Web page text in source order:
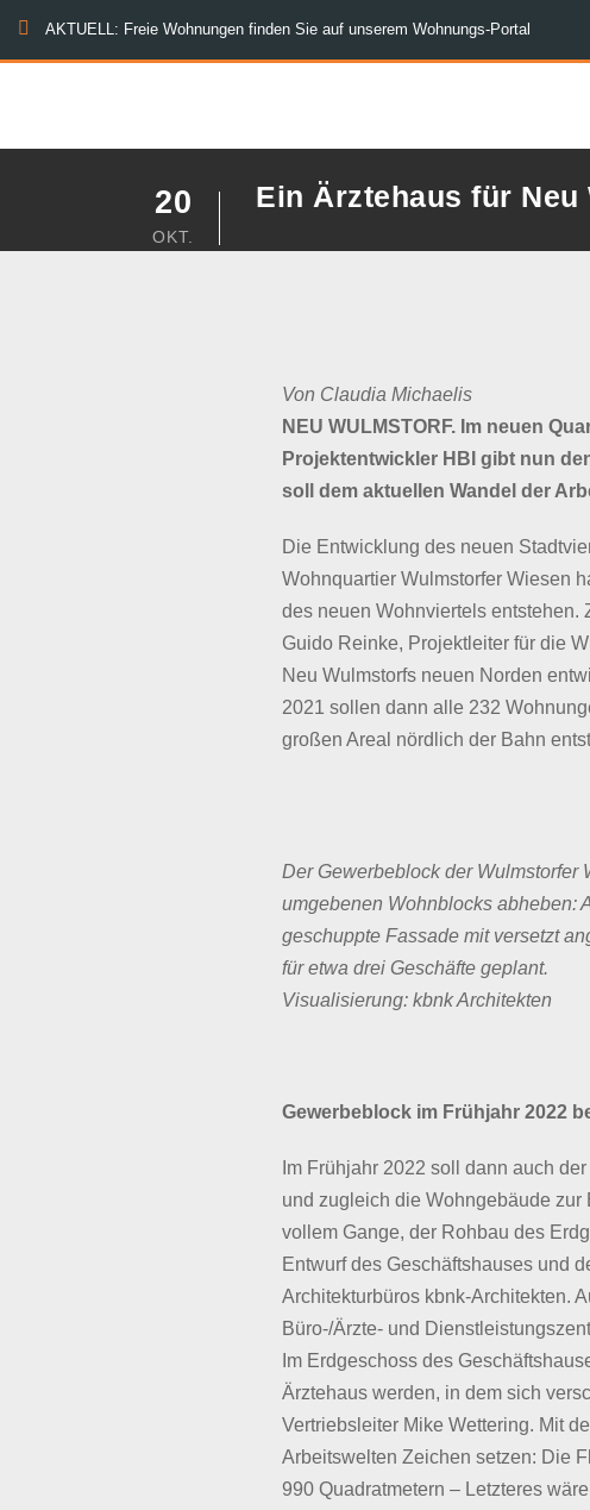
AKTUELL: Freie Wohnungen finden Sie auf unserem Wohnungs-Portal
20
OKT.
Ein Ärztehaus für
Von Claudia Michaelis
NEU WULMSTORF. Im neuen
Projektentwickler HBI gibt nun
soll dem aktuellen Wandel der
Die Entwicklung des neuen
Wohnquartier Wulmstorfer Wiesen
des neuen Wohnviertels entstehen.
Guido Reinke, Projektleiter für die
Neu Wulmstorfs neuen Norden
2021 sollen dann alle 232
großen Areal nördlich der Bahn
Der Gewerbeblock der Wulmstorfer
umgebenen Wohnblocks abheben:
geschuppte Fassade mit versetzt
für etwa drei Geschäfte geplant.
Visualisierung: kbnk Architekten
Gewerbeblock im Frühjahr 2022
Im Frühjahr 2022 soll dann auch
und zugleich die Wohngebäude
vollem Gange, der Rohbau des
Entwurf des Geschäftshauses und
Architekturbüros kbnk-Architekten.
Büro-/Ärzte- und
Im Erdgeschoss des
Ärztehaus werden, in dem sich
Vertriebsleiter Mike Wettering. Mit
Arbeitswelten Zeichen setzen: Die
990 Quadratmetern – Letzteres